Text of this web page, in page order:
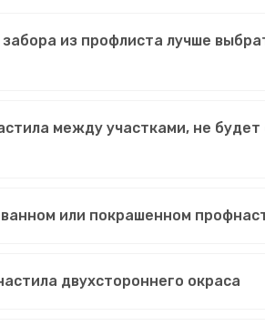
из профлиста лучше
между участками, не будет
или покрашенном
двухстороннего окраса